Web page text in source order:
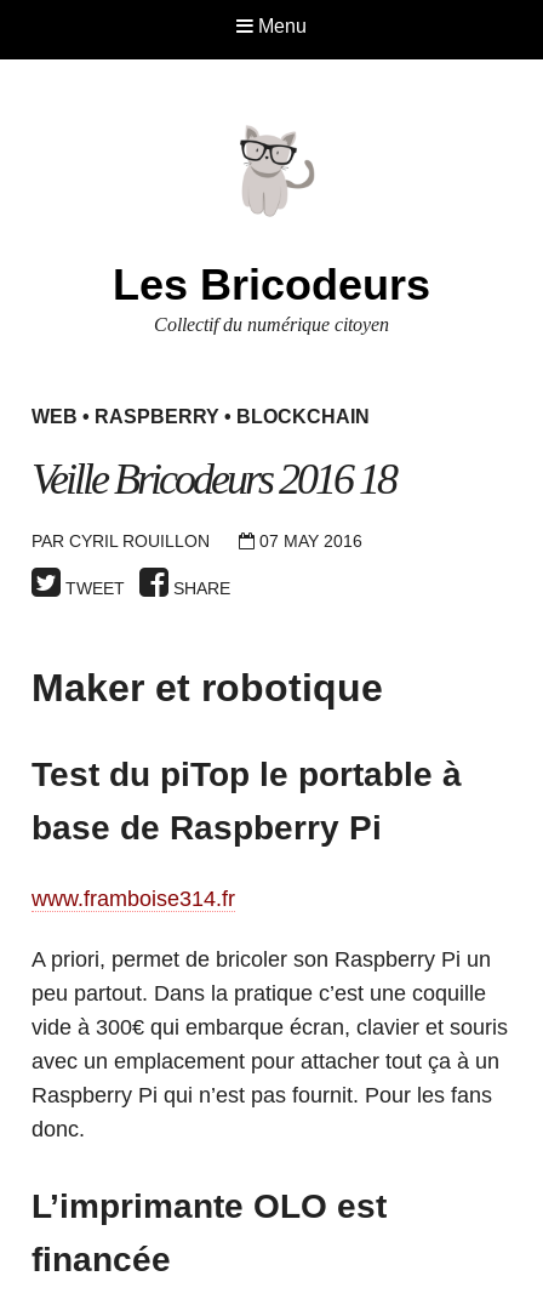
Menu
Les Bricodeurs
Collectif du numérique citoyen
WEB • RASPBERRY• BLOCKCHAIN
Veille Bricodeurs 2016 18
PAR CYRIL ROUILLON 07 MAY 2016
TWEET SHARE
Maker et robotique
Test du piTop le portable à
base de Raspberry Pi
www.framboise314.fr
A priori, permet de bricoler son Raspberry Pi un
peu partout. Dans la pratique c’est une coquille
vide à 300€ qui embarque écran, clavier et souris
avec un emplacement pour attacher tout ça à un
Raspberry Pi qui n’est pas fournit. Pour les fans
donc.
L’imprimante OLO est
financée